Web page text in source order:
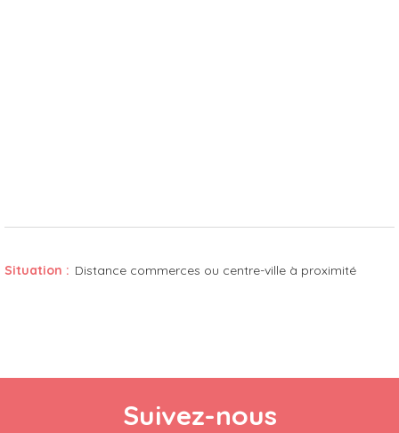
Situation : Distance commerces ou centre-ville à proximité
Suivez-nous